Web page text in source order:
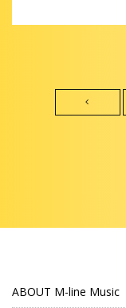
ABOUT M-line Music